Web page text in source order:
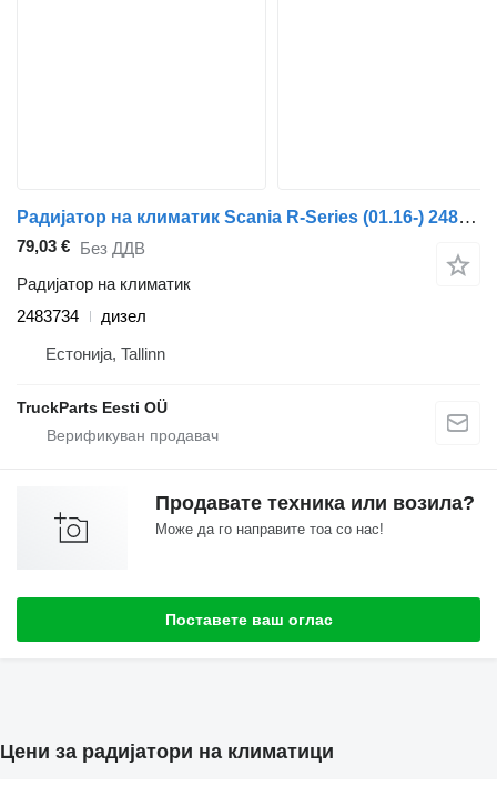
Радијатор на климатик Scania R-Series (01.16-) 2483734 за камион влекач Scania L,P,G,R,S-series (2016-)
79,03 € Без ДДВ
Радијатор на климатик
2483734
дизел
Естонија, Tallinn
TruckParts Eesti OÜ
Продавате техника или возила?
Може да го направите тоа со нас!
Поставете ваш оглас
Цени за радијатори на климатици